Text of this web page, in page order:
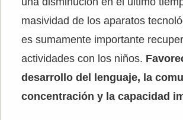
masividad de los aparatos
es sumamente importante
actividades con los niños.
desarrollo del lenguaje, la
concentración y la capacidad